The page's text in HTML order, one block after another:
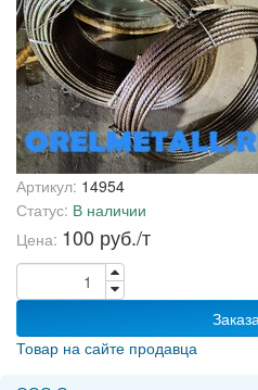
Артикул: 14954
Статус: В наличии
Цена: 100 руб./т
Товар на сайте продавца